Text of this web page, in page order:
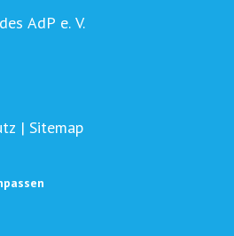
AdP e. V.
| Sitemap